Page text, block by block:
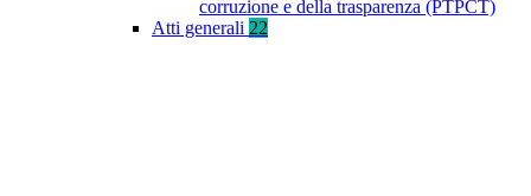
corruzione e della trasparenza (PTPCT)
Atti generali 22